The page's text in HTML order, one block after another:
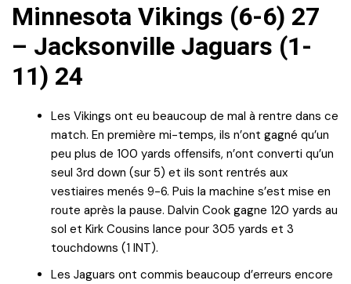
Minnesota Vikings (6-6) 27
– Jacksonville Jaguars (1-
11) 24
Les Vikings ont eu beaucoup de mal à rentre dans ce
match. En première mi-temps, ils n’ont gagné qu’un
peu plus de 100 yards offensifs, n’ont converti qu’un
seul 3rd down (sur 5) et ils sont rentrés aux
vestiaires menés 9-6. Puis la machine s’est mise en
route après la pause. Dalvin Cook gagne 120 yards au
sol et Kirk Cousins lance pour 305 yards et 3
touchdowns (1 INT).
Les Jaguars ont commis beaucoup d’erreurs encore